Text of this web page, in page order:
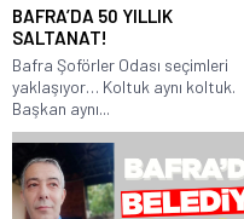
BAFRA’DA 50 YILLIK
SALTANAT!
Bafra Şoförler Odası seçimleri
yaklaşıyor… Koltuk aynı koltuk.
Başkan aynı...